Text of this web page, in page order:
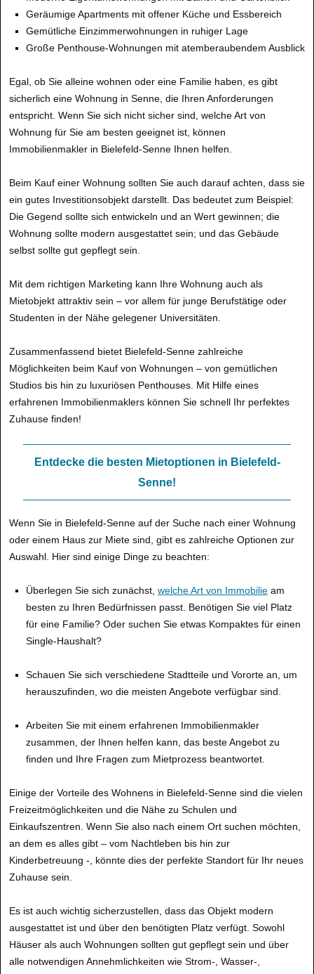
Geräumige Apartments mit offener Küche und Essbereich
Gemütliche Einzimmerwohnungen in ruhiger Lage
Große Penthouse-Wohnungen mit atemberaubendem Ausblick
Egal, ob Sie alleine wohnen oder eine Familie haben, es gibt
sicherlich eine Wohnung in Senne, die Ihren Anforderungen
entspricht. Wenn Sie sich nicht sicher sind, welche Art von
Wohnung für Sie am besten geeignet ist, können
Immobilienmakler in Bielefeld-Senne Ihnen helfen.
Beim Kauf einer Wohnung sollten Sie auch darauf achten, dass sie
ein gutes Investitionsobjekt darstellt. Das bedeutet zum Beispiel:
Die Gegend sollte sich entwickeln und an Wert gewinnen; die
Wohnung sollte modern ausgestattet sein; und das Gebäude
selbst sollte gut gepflegt sein.
Mit dem richtigen Marketing kann Ihre Wohnung auch als
Mietobjekt attraktiv sein – vor allem für junge Berufstätige oder
Studenten in der Nähe gelegener Universitäten.
Zusammenfassend bietet Bielefeld-Senne zahlreiche
Möglichkeiten beim Kauf von Wohnungen – von gemütlichen
Studios bis hin zu luxuriösen Penthouses. Mit Hilfe eines
erfahrenen Immobilienmaklers können Sie schnell Ihr perfektes
Zuhause finden!
Entdecke die besten Mietoptionen in Bielefeld-
Senne!
Wenn Sie in Bielefeld-Senne auf der Suche nach einer Wohnung
oder einem Haus zur Miete sind, gibt es zahlreiche Optionen zur
Auswahl. Hier sind einige Dinge zu beachten:
Überlegen Sie sich zunächst, welche Art von Immobilie am
besten zu Ihren Bedürfnissen passt. Benötigen Sie viel Platz
für eine Familie? Oder suchen Sie etwas Kompaktes für einen
Single-Haushalt?
Schauen Sie sich verschiedene Stadtteile und Vororte an, um
herauszufinden, wo die meisten Angebote verfügbar sind.
Arbeiten Sie mit einem erfahrenen Immobilienmakler
zusammen, der Ihnen helfen kann, das beste Angebot zu
finden und Ihre Fragen zum Mietprozess beantwortet.
Einige der Vorteile des Wohnens in Bielefeld-Senne sind die vielen
Freizeitmöglichkeiten und die Nähe zu Schulen und
Einkaufszentren. Wenn Sie also nach einem Ort suchen möchten,
an dem es alles gibt – vom Nachtleben bis hin zur
Kinderbetreuung -, könnte dies der perfekte Standort für Ihr neues
Zuhause sein.
Es ist auch wichtig sicherzustellen, dass das Objekt modern
ausgestattet ist und über den benötigten Platz verfügt. Sowohl
Häuser als auch Wohnungen sollten gut gepflegt sein und über
alle notwendigen Annehmlichkeiten wie Strom-, Wasser-,